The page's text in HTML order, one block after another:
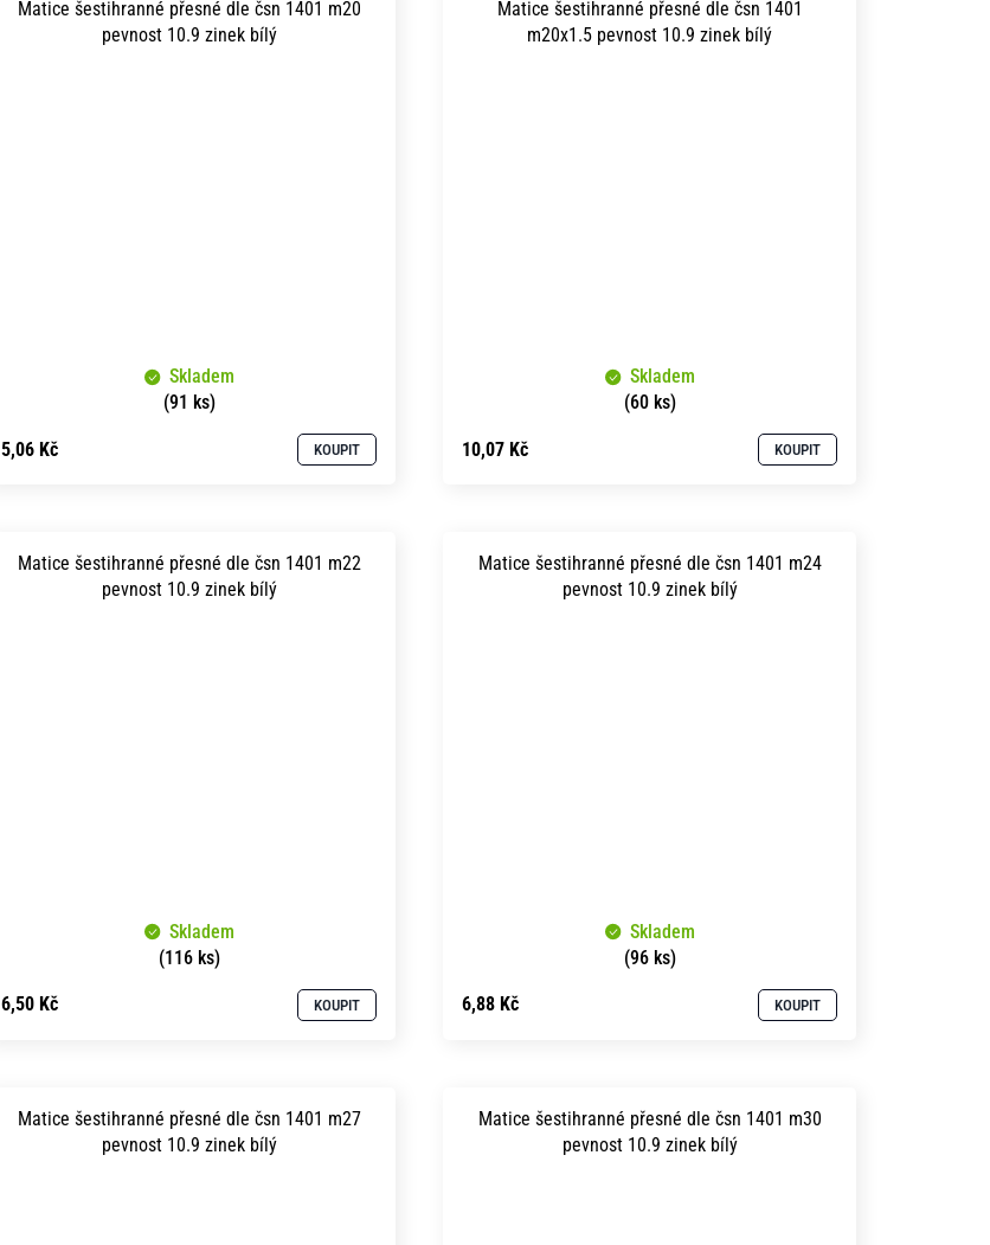
Matice šestihranné přesné dle čsn 1401 m20
pevnost 10.9 zinek bílý
Skladem
(91 ks)
5,06 Kč KOUPIT
Matice šestihranné přesné dle čsn 1401
m20x1.5 pevnost 10.9 zinek bílý
Skladem
(60 ks)
10,07 Kč KOUPIT
Matice šestihranné přesné dle čsn 1401 m22
pevnost 10.9 zinek bílý
Skladem
(116 ks)
6,50 Kč KOUPIT
Matice šestihranné přesné dle čsn 1401 m24
pevnost 10.9 zinek bílý
Skladem
(96 ks)
6,88 Kč KOUPIT
Matice šestihranné přesné dle čsn 1401 m27
pevnost 10.9 zinek bílý
Matice šestihranné přesné dle čsn 1401 m30
pevnost 10.9 zinek bílý